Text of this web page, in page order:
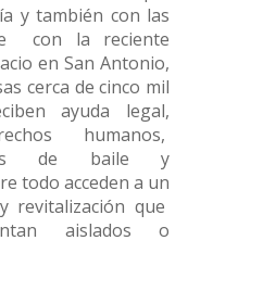
y también con las
con la reciente
en San Antonio,
cerca de cinco mil
ayuda legal,
humanos,
de baile y
todo acceden a un
revitalización que
aislados o